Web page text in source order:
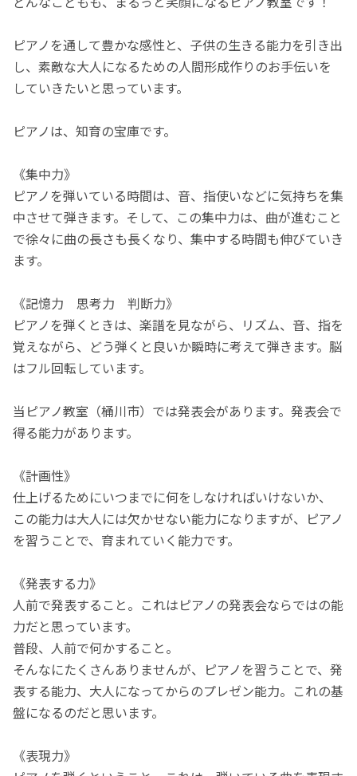
ピアノを通して豊かな感性と、子供の生きる能力を引き出
し、素敵な大人になるための人間形成作りのお手伝いを
していきたいと思っています。
ピアノは、知育の宝庫です。
《集中力》
ピアノを弾いている時間は、音、指使いなどに気持ちを集
中させて弾きます。そして、この集中力は、曲が進むこと
で徐々に曲の長さも長くなり、集中する時間も伸びていき
ます。
《記憶力 思考力 判断力》
ピアノを弾くときは、楽譜を見ながら、リズム、音、指を
覚えながら、どう弾くと良いか瞬時に考えて弾きます。脳
はフル回転しています。
当ピアノ教室（桶川市）では発表会があります。発表会で
得る能力があります。
《計画性》
仕上げるためにいつまでに何をしなければいけないか、
この能力は大人には欠かせない能力になりますが、ピアノ
を習うことで、育まれていく能力です。
《発表する力》
人前で発表すること。これはピアノの発表会ならではの能
力だと思っています。
普段、人前で何かすること。
そんなにたくさんありませんが、ピアノを習うことで、発
表する能力、大人になってからのプレゼン能力。これの基
盤になるのだと思います。
《表現力》